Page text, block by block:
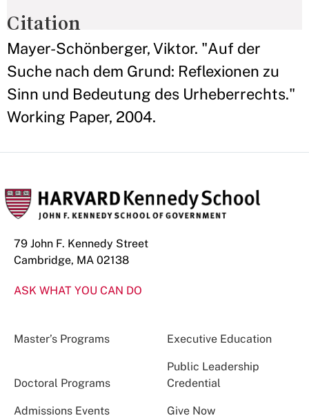
Citation
Mayer-Schönberger, Viktor. "Auf der
Suche nach dem Grund: Reflexionen zu
Sinn und Bedeutung des Urheberrechts."
Working Paper, 2004.
79 John F. Kennedy Street
Cambridge, MA 02138
ASK WHAT YOU CAN DO
Master’s Programs Executive Education
Doctoral Programs
Public Leadership
Credential
Admissions Events Give Now